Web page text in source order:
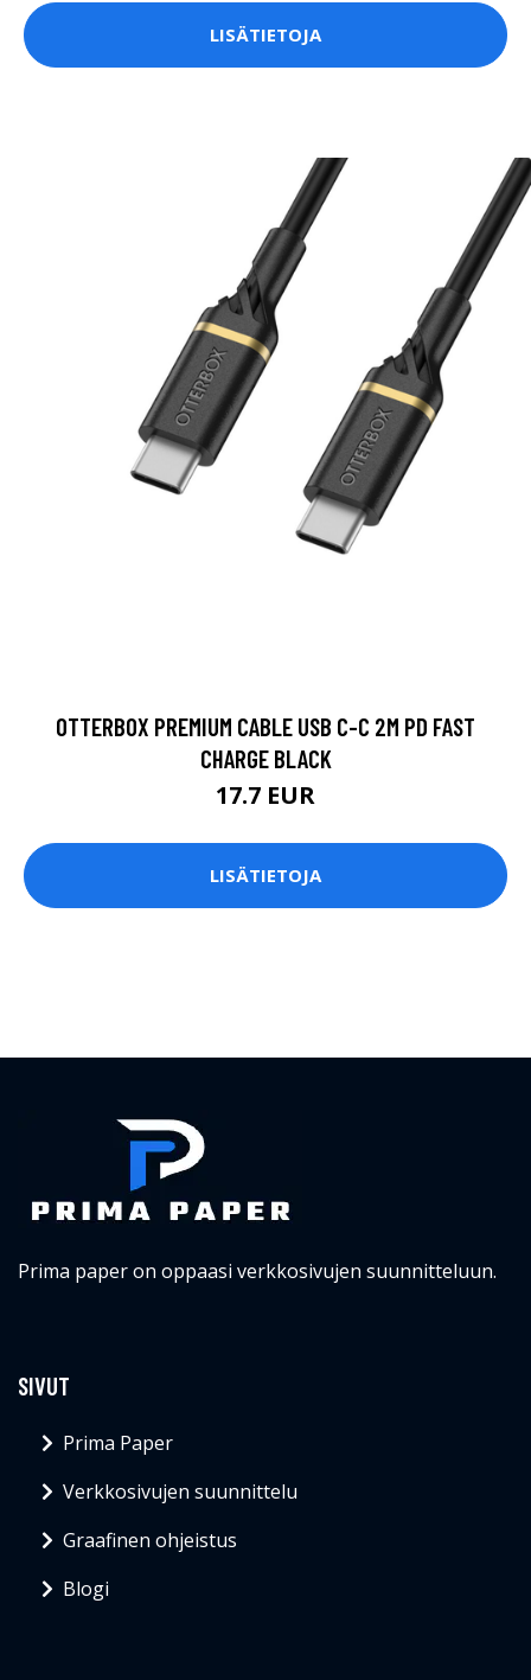
LISÄTIETOJA
OTTERBOX PREMIUM CABLE USB C-C 2M PD FAST
CHARGE BLACK
17.7 EUR
LISÄTIETOJA
Prima paper on oppaasi verkkosivujen suunnitteluun.
SIVUT
Prima Paper
Verkkosivujen suunnittelu
Graafinen ohjeistus
Blogi